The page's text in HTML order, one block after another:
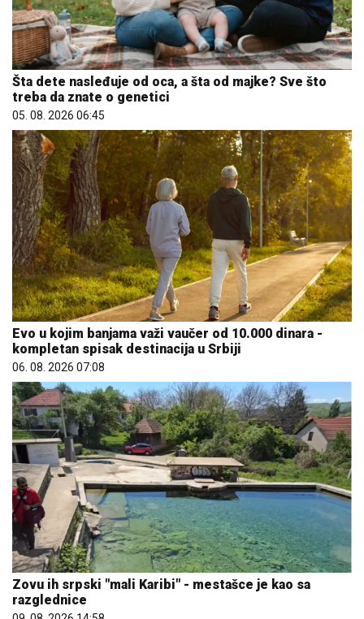
Šta dete nasleđuje od oca, a šta od majke? Sve što
treba da znate o genetici
05. 08. 2026 06:45
Evo u kojim banjama važi vaučer od 10.000 dinara -
kompletan spisak destinacija u Srbiji
06. 08. 2026 07:08
Zovu ih srpski "mali Karibi" - mestašce je kao sa
razglednice